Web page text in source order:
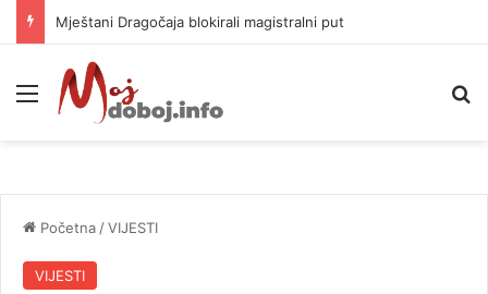
Helikopter ponovo gasi vatru u selima kod Trebinja
Meni
Početna /VIJESTI
VIJESTI